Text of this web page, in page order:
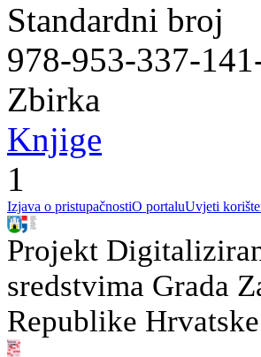
Standardni broj
978-953-337-
Zbirka
Knjige
1
Izjava o pristupačnostiO portaluUvjeti
Projekt
sredstvima Grada
Republike Hrvatske